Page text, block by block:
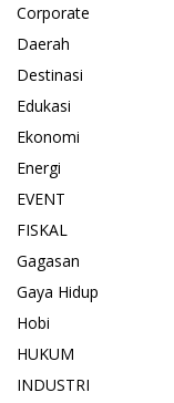
Corporate
Daerah
Destinasi
Edukasi
Ekonomi
Energi
EVENT
FISKAL
Gagasan
Gaya Hidup
Hobi
HUKUM
INDUSTRI